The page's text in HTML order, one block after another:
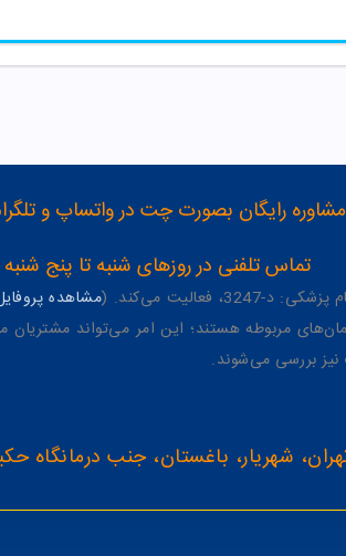
مشاوره رایگان بصورت چت در واتساپ و تلگرام با شماره
تماس تلفنی در روزهای شنبه تا پنج شنبه از 8 صبح تا 4 عصر به شماره
می‌کند. ( مشاهده
مربوطه هستند؛ این امر می‌تواند مشتریان
نیز بررسی می‌شوند.
شهریار، باغستان، جنب درمانگاه